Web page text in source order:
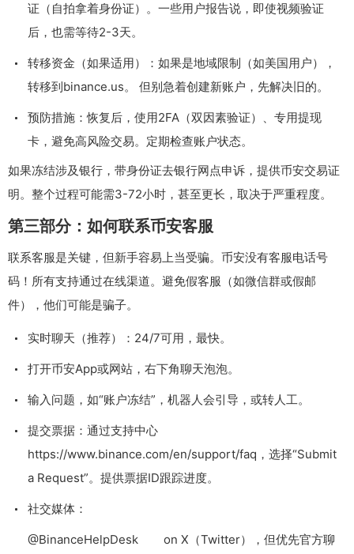
证（自拍拿着身份证）。一些用户报告说，即使视频验证
后，也需等待2-3天。
转移资金（如果适用）：如果是地域限制（如美国用户），
转移到binance.us。 但别急着创建新账户，先解决旧的。
预防措施：恢复后，使用2FA（双因素验证）、专用提现
卡，避免高风险交易。定期检查账户状态。
如果冻结涉及银行，带身份证去银行网点申诉，提供币安交易证
明。整个过程可能需3-72小时，甚至更长，取决于严重程度。
第三部分：如何联系币安客服
联系客服是关键，但新手容易上当受骗。币安没有客服电话号
码！所有支持通过在线渠道。避免假客服（如微信群或假邮
件），他们可能是骗子。
实时聊天（推荐）：24/7可用，最快。
打开币安App或网站，右下角聊天泡泡。
输入问题，如“账户冻结”，机器人会引导，或转人工。
提交票据：通过支持中心
https://www.binance.com/en/support/faq，选择“Submit
a Request”。提供票据ID跟踪进度。
社交媒体：
@BinanceHelpDesk on X（Twitter），但优先官方聊